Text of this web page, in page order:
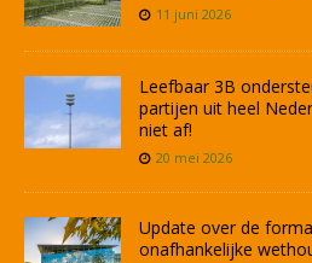
11 juni 2026
Leefbaar 3B
partijen uit heel
niet af!
20 mei 2026
Update over de
onafhankelijke